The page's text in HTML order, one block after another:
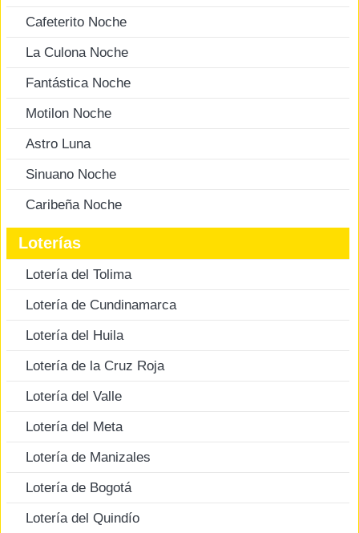
Cafeterito Noche
La Culona Noche
Fantástica Noche
Motilon Noche
Astro Luna
Sinuano Noche
Caribeña Noche
Loterías
Lotería del Tolima
Lotería de Cundinamarca
Lotería del Huila
Lotería de la Cruz Roja
Lotería del Valle
Lotería del Meta
Lotería de Manizales
Lotería de Bogotá
Lotería del Quindío